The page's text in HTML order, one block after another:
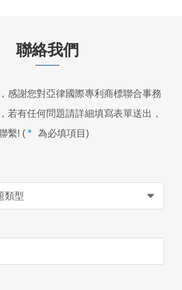
聯絡我們
感謝您對亞律國際專利商標聯合事務
若有任何問題請詳細填寫表單送出，
繫! ( * 為必填項目)